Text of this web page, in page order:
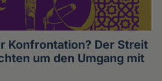
Konfrontation? Der Streit
um den Umgang mit